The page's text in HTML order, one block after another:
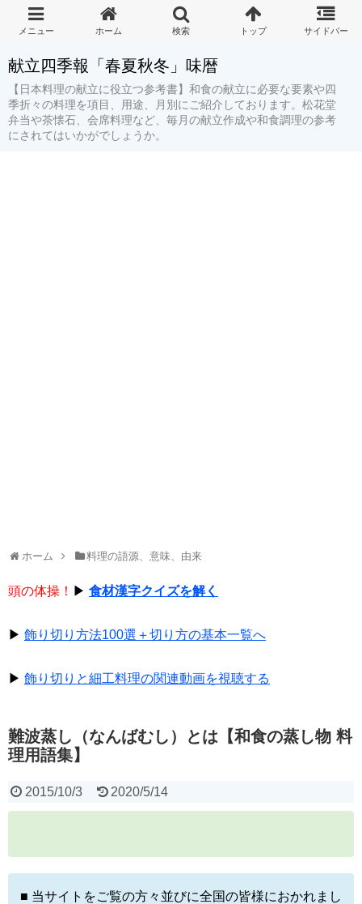
献立四季報「春夏秋冬」味暦
【日本料理の献立に役立つ参考書】和食の献立に必要な要素や四
季折々の料理を項目、用途、月別にご紹介しております。松花堂
弁当や茶懐石、会席料理など、毎月の献立作成や和食調理の参考
にされてはいかがでしょうか。
ホーム 料理の語源、意味、由来
頭の体操！ ▶ 食材漢字クイズを解く
▶ 飾り切り方法100選＋切り方の基本一覧へ
▶ 飾り切りと細工料理の関連動画を視聴する
難波蒸し（なんばむし）とは【和食の蒸し物 料
理用語集】
2015/10/3 2020/5/14
■ 当サイトをご覧の方々並びに全国の皆様におかれまし